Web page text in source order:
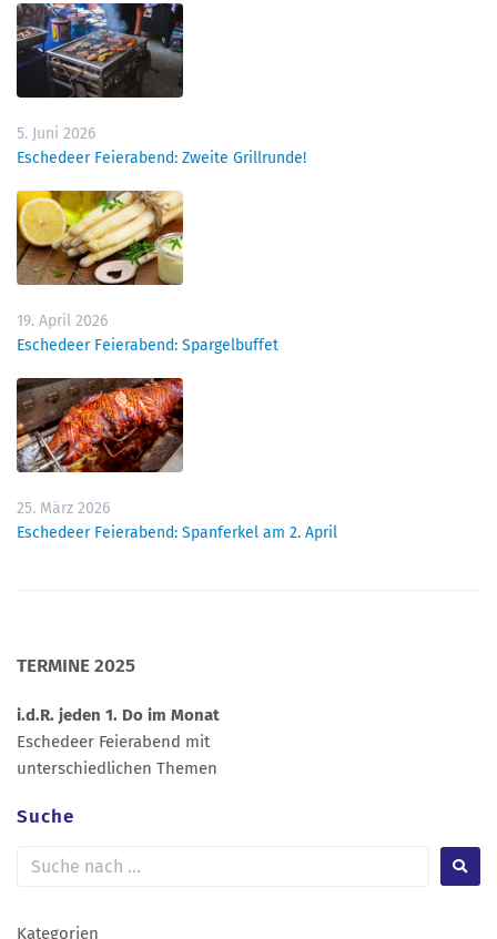
5. Juni 2026
Eschedeer Feierabend: Zweite Grillrunde!
19. April 2026
Eschedeer Feierabend: Spargelbuffet
25. März 2026
Eschedeer Feierabend: Spanferkel am 2. April
TERMINE 2025
i.d.R. jeden 1. Do im Monat
Eschedeer Feierabend mit
unterschiedlichen Themen
Suche
Kategorien